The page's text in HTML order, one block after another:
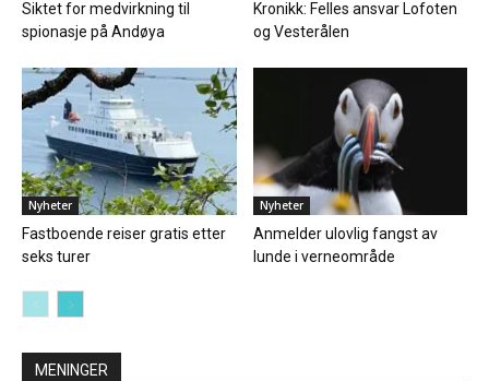
Siktet for medvirkning til
spionasje på Andøya
Kronikk: Felles ansvar Lofoten
og Vesterålen
Nyheter
Fastboende reiser gratis etter
seks turer
Nyheter
Anmelder ulovlig fangst av
lunde i verneområde
MENINGER